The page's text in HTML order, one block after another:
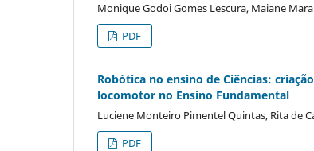
Monique Godoi Gomes Lescura, Maiane
PDF
Robótica no ensino de Ciências:
locomotor no Ensino Fundamental
Luciene Monteiro Pimentel Quintas, Rita de
PDF